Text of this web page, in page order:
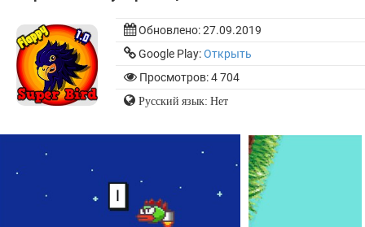
Обновлено:27.09.2019
Google Play:Открыть
Просмотров: 4 704
Русский язык: Нет